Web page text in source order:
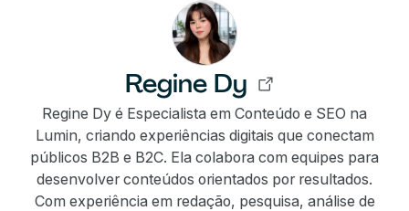
Regine Dy
Regine Dy é Especialista em Conteúdo e SEO na
Lumin, criando experiências digitais que conectam
públicos B2B e B2C. Ela colabora com equipes para
desenvolver conteúdos orientados por resultados.
Com experiência em redação, pesquisa, análise de